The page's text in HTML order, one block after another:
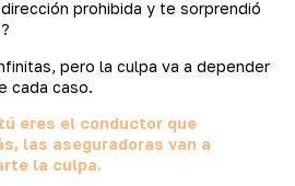
prohibida y te sorprendió
pero la culpa va a depender
cada caso.
eres el conductor que
las aseguradoras van a
la culpa.